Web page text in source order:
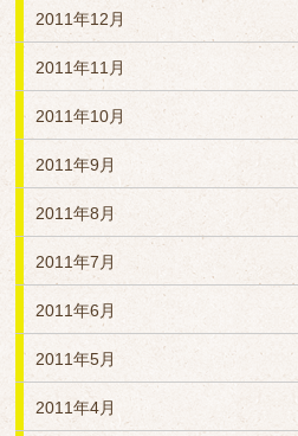
2011年12月
2011年11月
2011年10月
2011年9月
2011年8月
2011年7月
2011年6月
2011年5月
2011年4月